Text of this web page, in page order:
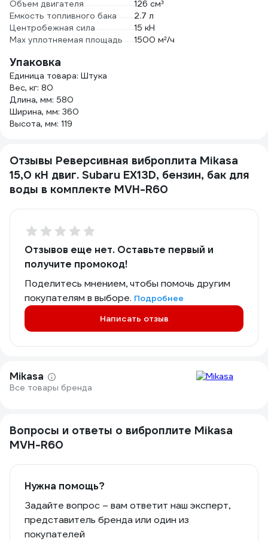
Объем двигателя
126 см³
Емкость топливного бака
2.7 л
Центробежная сила
15 кН
Max уплотняемая площадь
1500 м²/ч
Упаковка
Единица товара: Штука
Вес, кг: 80
Длина, мм: 580
Ширина, мм: 360
Высота, мм: 119
Отзывы Реверсивная виброплита Mikasa
15,0 кН двиг. Subaru EX13D, бензин, бак для
воды в комплекте MVH-R60
Отзывов еще нет. Оставьте первый и
получите промокод!
Поделитесь мнением, чтобы помочь другим
покупателям в выборе. Подробнее
Написать отзыв
Mikasa
Все товары бренда
Вопросы и ответы о виброплите Mikasa
MVH-R60
Нужна помощь?
Задайте вопрос – вам ответит наш эксперт,
представитель бренда или один из
покупателей